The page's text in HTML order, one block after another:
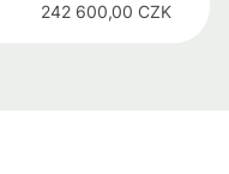
242 600,00 CZK